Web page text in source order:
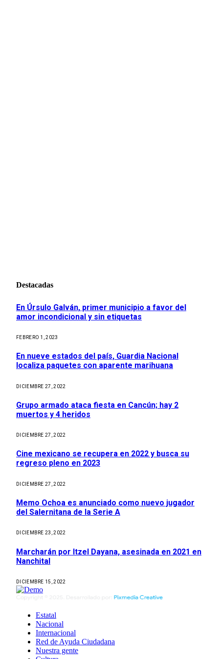
Destacadas
En Úrsulo Galván, primer municipio a favor del
amor incondicional y sin etiquetas
FEBRERO 1, 2023
En nueve estados del país, Guardia Nacional
localiza paquetes con aparente marihuana
DICIEMBRE 27, 2022
Grupo armado ataca fiesta en Cancún; hay 2
muertos y 4 heridos
DICIEMBRE 27, 2022
Cine mexicano se recupera en 2022 y busca su
regreso pleno en 2023
DICIEMBRE 27, 2022
Memo Ochoa es anunciado como nuevo jugador
del Salernitana de la Serie A
DICIEMBRE 23, 2022
Marcharán por Itzel Dayana, asesinada en 2021 en
Nanchital
DICIEMBRE 15, 2022
Estatal
Nacional
Internacional
Red de Ayuda Ciudadana
Nuestra gente